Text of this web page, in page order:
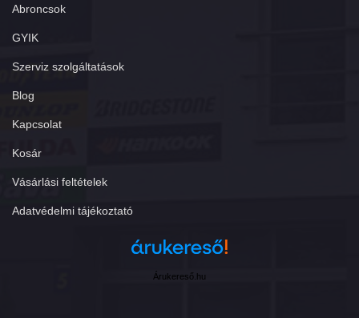
Abroncsok
GYIK
Szerviz szolgáltatások
Blog
Kapcsolat
Kosár
Vásárlási feltételek
Adatvédelmi tájékoztató
Árukereső.hu